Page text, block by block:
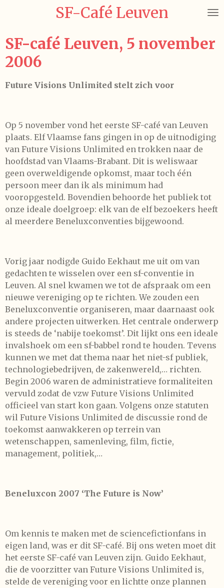
de
hoofdinhoud
SF-Café Leuven
SF-café Leuven, 5 november
2006
Future Visions Unlimited stelt zich voor
Op 5 november vond het eerste SF-café van Leuven
plaats. Elf Vlaamse fans gingen in op de uitnodiging
van Future Visions Unlimited en trokken naar de
hoofdstad van Vlaams-Brabant. Dit is weliswaar
geen overweldigende opkomst, maar toch één
persoon meer dan ik als minimum had
vooropgesteld. Bovendien behoorde het publiek tot
onze ideale doelgroep: elk van de elf bezoekers heeft
al meerdere Beneluxconventies bijgewoond.
Vorig jaar nodigde Guido Eekhaut me uit om van
gedachten te wisselen over een sf-conventie in
Leuven. Al snel kwamen we tot de afspraak om een
nieuwe vereniging op te richten. We zouden een
Beneluxconventie organiseren, maar daarnaast ook
andere projecten uitwerken. Het centrale onderwerp
is steeds de ‘nabije toekomst’. Dit lijkt ons een ideale
invalshoek om een sf-babbel rond te houden. Tevens
kunnen we met dat thema naar het niet-sf publiek,
technologiebedrijven, de zakenwereld,… richten.
Begin 2006 waren de administratieve formaliteiten
vervuld zodat de vzw Future Visions Unlimited
officieel van start kon gaan. Volgens onze statuten
wil Future Visions Unlimited de discussie rond de
toekomst aanwakkeren op terrein van
wetenschappen, samenleving, film, fictie,
management, politiek,…
Beneluxcon 2007 ‘The Future is Now’
Om kennis te maken met de sciencefictionfans in
eigen land, was er dit SF-café. Bij ons weten moet dit
het eerste SF-café van Leuven zijn. Guido Eekhaut,
die de voorzitter van Future Visions Unlimited is,
stelde de vereniging voor en lichtte onze plannen